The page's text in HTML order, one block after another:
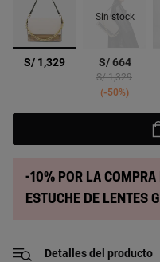
seleccionado
S/ 1,329
Sin stock
S/ 664
Price reduced
S/ 1,329to
-50%
-10% POR LA
Estuche de lentes
Detalles del producto